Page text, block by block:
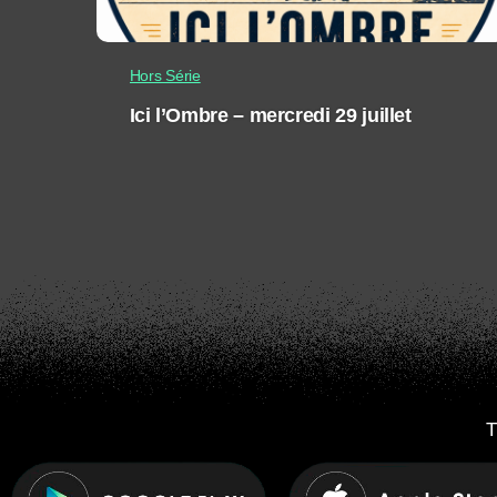
Hors Série
Ici l’Ombre – mercredi 29 juillet